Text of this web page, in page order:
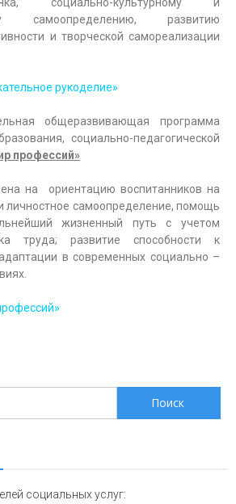
самоопределению, развитию
и творческой самореализации
рукоделие»
общеразвивающая программа
социально-педагогической
профессий»
на ориентацию воспитанников на
личностное самоопределение, помощь
жизненный путь с учетом
труда; развитие способности к
в современных социально –
социальных услуг: